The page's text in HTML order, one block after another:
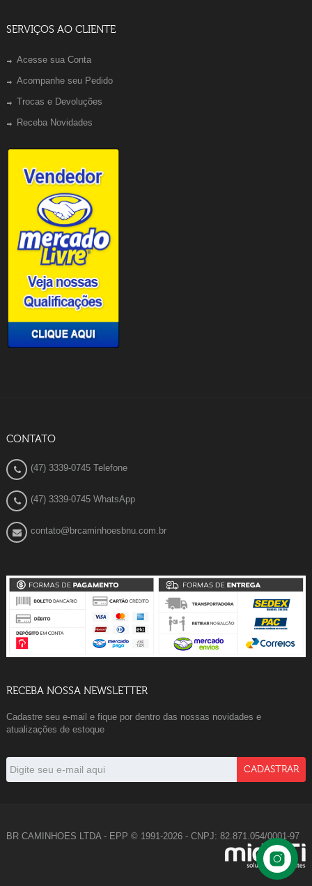
SERVIÇOS AO CLIENTE
Acesse sua Conta
Acompanhe seu Pedido
Trocas e Devoluções
Receba Novidades
CONTATO
(47) 3339-0745 Telefone
(47) 3339-0745 WhatsApp
contato@brcaminhoesbnu.com.br
RECEBA NOSSA NEWSLETTER
Cadastre seu e-mail e fique por dentro das nossas novidades e
atualizações de estoque
BR CAMINHOES LTDA - EPP © 1991-2026 - CNPJ: 82.871.054/0001-97